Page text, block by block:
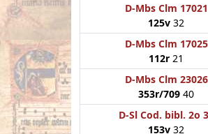
D-Mbs Clm 17021
125v 32
D-Mbs Clm 17025
112r 21
D-Mbs Clm 23026
353r/709 40
D-Sl Cod. bibl. 2o
153v 32